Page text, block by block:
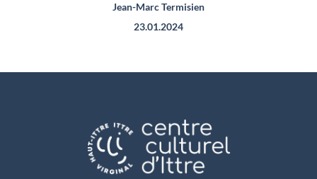
Jean-Marc Termisien
23.01.2024